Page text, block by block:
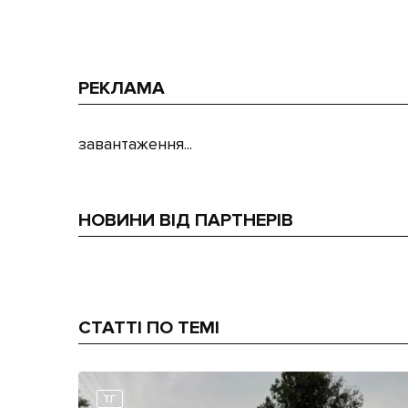
РЕКЛАМА
завантаження...
НОВИНИ ВІД ПАРТНЕРІВ
СТАТТІ ПО ТЕМІ
ТГ